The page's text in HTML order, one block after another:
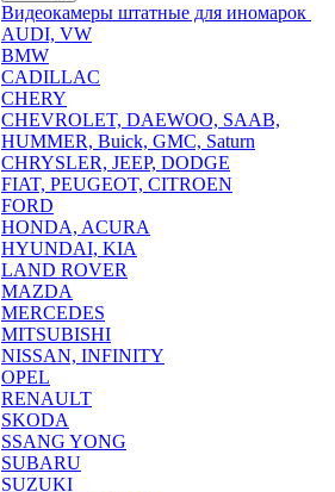
Видеокамеры штатные для иномарок
AUDI, VW
BMW
CADILLAC
CHERY
CHEVROLET, DAEWOO, SAAB,
HUMMER, Buick, GMC, Saturn
CHRYSLER, JEEP, DODGE
FIAT, PEUGEOT, CITROEN
FORD
HONDA, ACURA
HYUNDAI, KIA
LAND ROVER
MAZDA
MERCEDES
MITSUBISHI
NISSAN, INFINITY
OPEL
RENAULT
SKODA
SSANG YONG
SUBARU
SUZUKI